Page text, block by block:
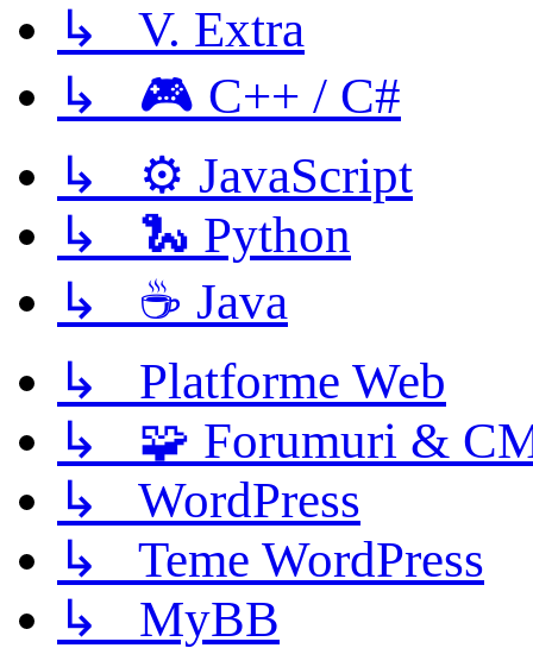
↳ V. Extra
↳ 🎮 C++ / C#
↳ ⚙️ JavaScript
↳ 🐍 Python
↳ ☕ Java
↳ Platforme Web
↳ 🧩 Forumuri &
↳ WordPress
↳ Teme WordPress
↳ MyBB